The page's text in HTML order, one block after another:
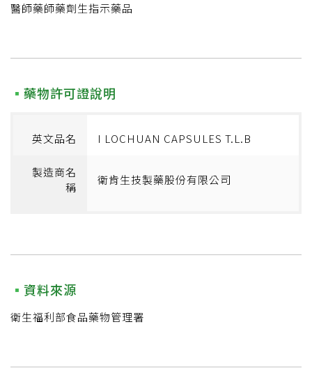
醫師藥師藥劑生指示藥品
藥物許可證說明
英文品名 I LOCHUAN CAPSULES T.L.B
製造商名
稱
衛肯生技製藥股份有限公司
資料來源
衛生福利部食品藥物管理署